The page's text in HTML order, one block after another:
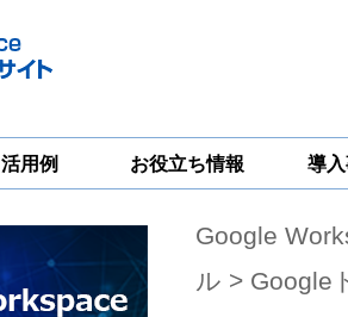
活用例 お役立ち情報
一
導
グループウェア
移行支援
Google
Workspace
対策サービス
Google
ル > Google